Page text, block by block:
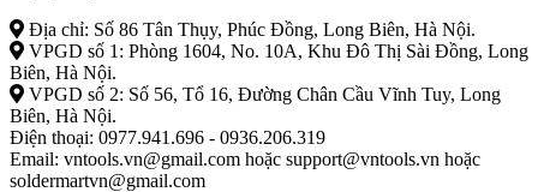
Địa chỉ: Số 86 Tân Thụy, Phúc Đồng, Long Biên, Hà Nội.
VPGD số 1: Phòng 1604, No. 10A, Khu Đô Thị Sài Đồng, Long
Biên, Hà Nội.
VPGD số 2: Số 56, Tổ 16, Đường Chân Cầu Vĩnh Tuy, Long
Biên, Hà Nội.
Điện thoại: 0977.941.696 - 0936.206.319
Email: vntools.vn@gmail.com hoặc support@vntools.vn hoặc
soldermartvn@gmail.com